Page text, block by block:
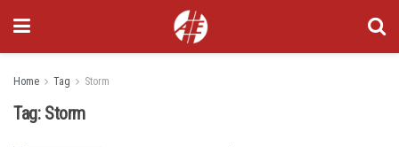
Home Tag Storm
Tag: Storm